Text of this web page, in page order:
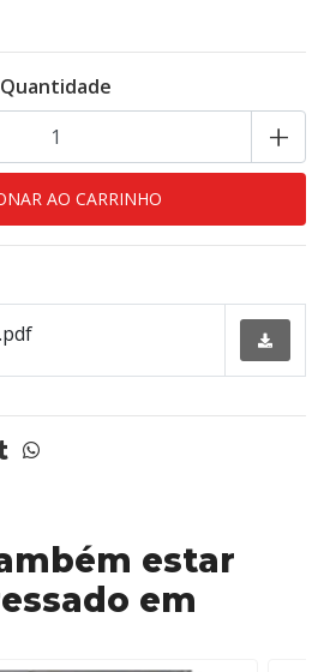
Quantidade
+
estar
em